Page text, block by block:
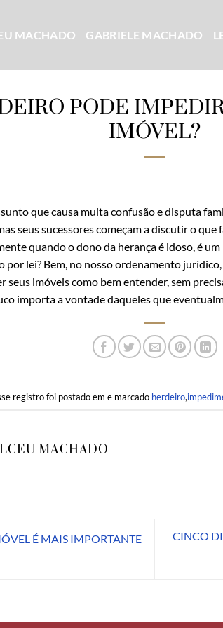
MACHADO GABRIELE MACHADO
PODE
IMÓVEL?
que causa muita confusão e disputa
seus sucessores começam a discutir o que
quando o dono da herança é idoso, é
lei? Bem, no nosso ordenamento
seus imóveis como bem entender, sem
importa a vontade daqueles que
registro foi postado em e marcado herdeiro,
MACHADO
É MAIS IMPORTANTE
CINCO